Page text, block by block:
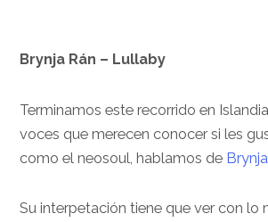
Brynja Rán – Lullaby
Terminamos este recorrido en
voces que merecen conocer si les
como el neosoul, hablamos de
Su interpetación tiene que ver con lo